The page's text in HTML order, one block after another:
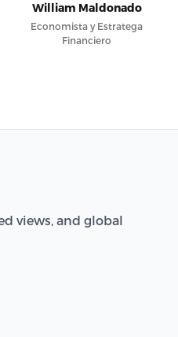
William Maldonado
Economista y Estratega
Financiero
views, and global